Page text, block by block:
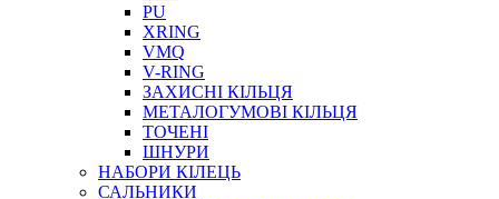
ПІСТОЛЕТИ
НАСОСИ ТА ПОМПИ
НАГНІТАЧІ
PU
XRING
VMQ
V-RING
ЗАХИСНІ КІЛЬЦЯ
МЕТАЛОГУМОВІ КІЛЬЦЯ
ТОЧЕНІ
ШНУРИ
НАБОРИ КІЛЕЦЬ
САЛЬНИКИ